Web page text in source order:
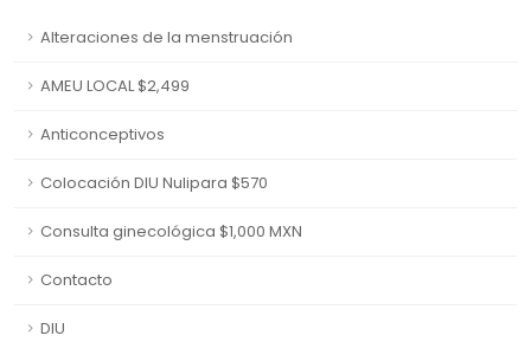
Alteraciones de la menstruación
AMEU LOCAL $2,499
Anticonceptivos
Colocación DIU Nulipara $570
Consulta ginecológica $1,000 MXN
Contacto
DIU